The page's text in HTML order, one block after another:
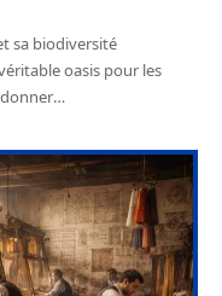
sa biodiversité
oasis pour les
…